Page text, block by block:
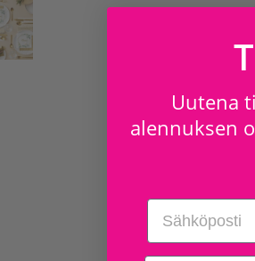
Uutena
alennuksen
Email